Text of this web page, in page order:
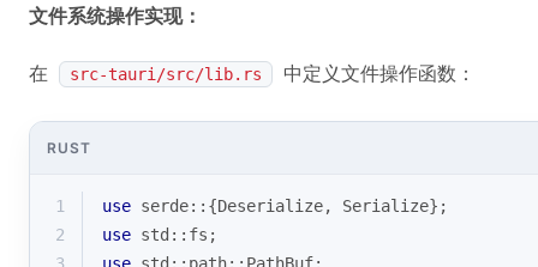
文件系统操作实现：
在 src-tauri/src/lib.rs 中定义文件操作函数：
RUST
1 use serde::{Deserialize, Serialize};
2
use std::fs;